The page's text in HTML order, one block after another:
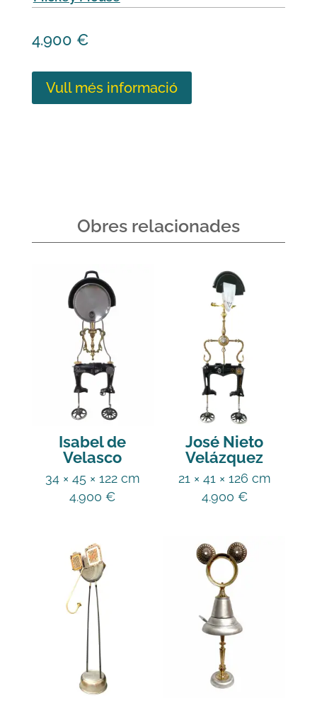
4.900 €
Vull més informació
Obres relacionades
Isabel de
Velasco
34 × 45 × 122 cm
4.900€
José Nieto
Velázquez
21 × 41 × 126 cm
4.900 €